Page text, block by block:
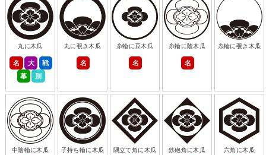
丸に木瓜
名 大
戦
幕
別
丸に覗き木瓜
名
糸輪に豆木瓜
名
糸輪に陰木瓜
名
糸輪に覗き木瓜
中陰輪に木瓜 子持ち輪に木瓜 隅立て角に木瓜 鉄砲角に木瓜 六角に木瓜